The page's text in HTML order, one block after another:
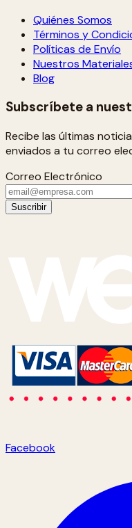
Quiénes Somos
Términos y
Políticas de Envío
Nuestros
Blog
Subscríbete a
Recibe las últimas
enviados a tu correo
Correo Electrónico
Suscribir
Facebook